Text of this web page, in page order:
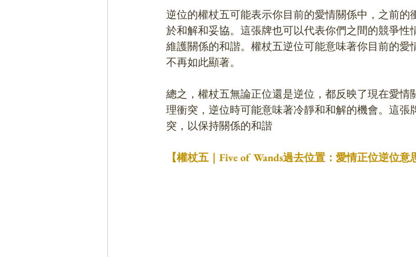
逆位的權杖五可能表示你目前的愛情關係中，之前的
於和解和妥協。這張牌也可以代表你們之間的競爭
維護關係的和諧。權杖五逆位可能意味著你目前的
不再如此顯著。
總之，權杖五無論正位還是逆位，都反映了現在愛
理衝突，逆位時可能意味著冷靜和和解的機會。這
突，以保持關係的和諧
【權杖五｜Five of Wands過去位置：愛情正位逆位意